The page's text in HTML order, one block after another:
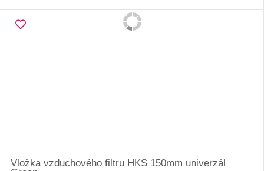
Vložka vzduchového filtru HKS 150mm univerzál